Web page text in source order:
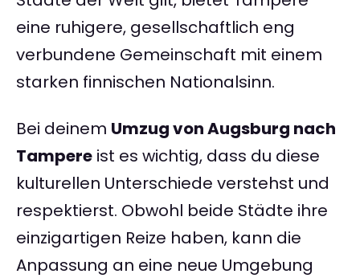
eine ruhigere, gesellschaftlich eng
verbundene Gemeinschaft mit einem
starken finnischen Nationalsinn.
Bei deinem Umzug von Augsburg nach
Tampere ist es wichtig, dass du diese
kulturellen Unterschiede verstehst und
respektierst. Obwohl beide Städte ihre
einzigartigen Reize haben, kann die
Anpassung an eine neue Umgebung